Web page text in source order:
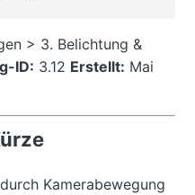
> 3. Belichtung &
ID: 3.12 Erstellt: Mai
Kamerabewegung